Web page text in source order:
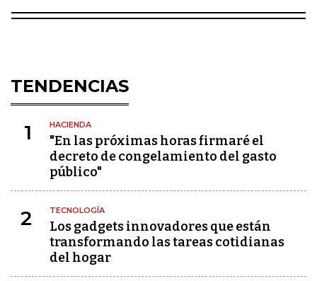
TENDENCIAS
1 HACIENDA
"En las próximas horas firmaré el
decreto de congelamiento del gasto
público"
2 TECNOLOGÍA
Los gadgets innovadores que están
transformando las tareas cotidianas
del hogar